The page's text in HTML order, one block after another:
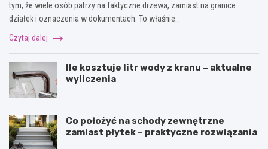
tym, że wiele osób patrzy na faktyczne drzewa, zamiast na granice
działek i oznaczenia w dokumentach. To właśnie…
Czytaj dalej
Ile kosztuje litr wody z kranu – aktualne
wyliczenia
Co położyć na schody zewnętrzne
zamiast płytek – praktyczne rozwiązania